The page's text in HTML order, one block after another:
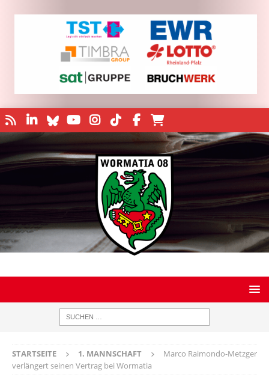
STARTSEITE 1. MANNSCHAFT
Marco Raimondo-Metzger
verlängert seinen Vertrag bei Wormatia